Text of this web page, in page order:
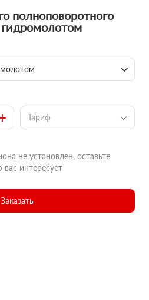
полноповоротного
гидромолотом
Тариф
не установлен, оставьте
интересует
Заказать